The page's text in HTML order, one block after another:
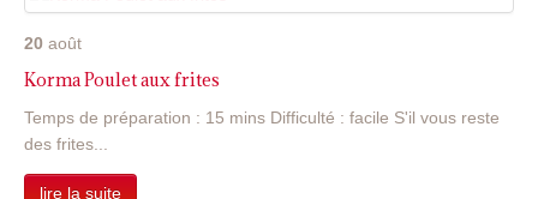
20 août
Korma Poulet aux frites
Temps de préparation : 15 mins Difficulté : facile S'il vous reste
des frites...
lire la suite